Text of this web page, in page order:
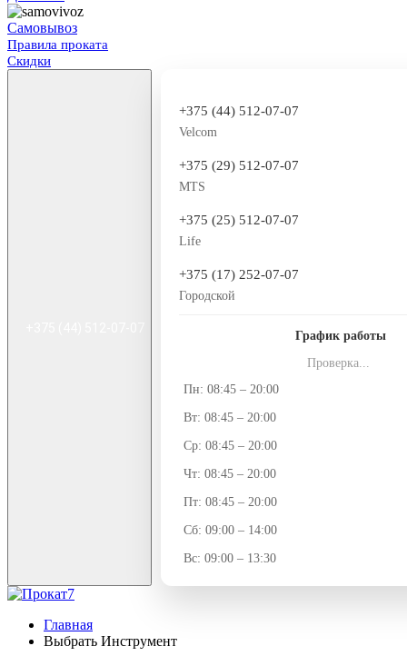
Самовывоз
Правила проката
Скидки
+375 (44) 512-07-07
Velcom
+375 (29) 512-07-07
MTS
+375 (25) 512-07-07
Life
+375 (17) 252-07-07
Городской
График работы
Проверка...
Пн: 08:45 – 20:00
Вт: 08:45 – 20:00
Ср: 08:45 – 20:00
Чт: 08:45 – 20:00
Пт: 08:45 – 20:00
Сб: 09:00 – 14:00
Вс: 09:00 – 13:30
Главная
Выбрать Инструмент